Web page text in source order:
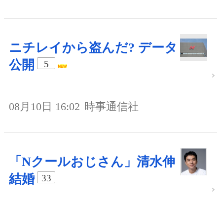
ニチレイから盗んだ? データ
公開
5
08月10日 16:02 時事通信社
「Nクールおじさん」清水伸
結婚
33